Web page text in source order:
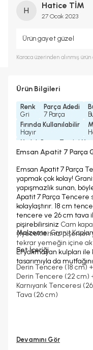
H
Hatice TİM
27 Ocak 2023
Ürün gayet güzel
Karaca üzerinden alınmış
Ürün Bilgileri
Renk
Gri
Parça Adedi
7 Parça
Fırında Kullanılabilir
Hayır
Yedek Parça Temini
Evet
Emsan Apatit 7 Parça
Emsan Apatit 7 Parça
yapmak çok kolay!
yapışmazlık sunan,
Apatit 7 Parça Tencere
kolaylaştırır. 18 cm
tencere ve 26 cm tava
pişirebilirsiniz Cam
yiyecekleriniz pişerken
tekrar yemeğin içine
El yakmayan kulpları ile
tasarımıyla da
Malzeme:Granit
Set İçeriği
Derin Tencere (18 cm)
Derin Tencere (22 cm)
Karnıyarık Tenceresi
Tava (26 cm)
Devamını Gör